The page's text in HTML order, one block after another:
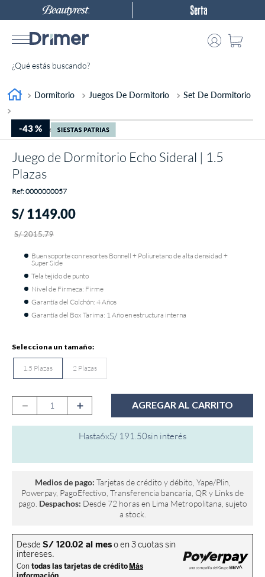
¿Qué estás buscando?
Dormitorio Juegos De Dormitorio Set De Dormitorio
-43 %
Juego de Dormitorio Echo Sideral | 1.5
Plazas
:0000000057
S/1149.00
S/2015.79
Buen soporte con resortes Bonnell + Poliuretano de alta densidad +
Super Side
Tela tejido de punto
Nivel de Firmeza: Firme
Garantía del Colchón: 4 Años
Garantía del Box Tarima: 1 Año en estructura interna
1.5 Plazas 2 Plazas
＋
－ AGREGAR AL CARRITO
Hasta6xS/ 191 50sin interés
Medios de pago: Tarjetas de crédito y débito, Yape/Plin,
Powerpay, PagoEfectivo, Transferencia bancaria, QR y Links de
pago. Despachos: Desde 72 horas en Lima Metropolitana, sujeto
a stock.
TÉRMINOS MÁS BUSCADOS
colchones drimer
3.
ventus
4.
cromopedic
5.
tarima
6.
cabecera
7.
protector
actibio
fiamma
antares